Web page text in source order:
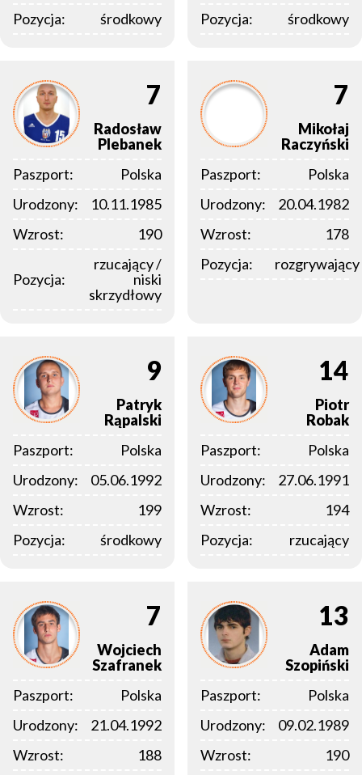
Pozycja: środkowy Pozycja: środkowy
7
Radosław
Plebanek
Paszport:
Polska
Urodzony:
10.11.1985
Wzrost:
190
Pozycja:
rzucający /
niski
skrzydłowy
7
Mikołaj
Raczyński
Paszport:
Polska
Urodzony:
20.04.1982
Wzrost:
178
Pozycja:
rozgrywający
9
Patryk
Rąpalski
Paszport:
Polska
Urodzony:
05.06.1992
Wzrost:
199
Pozycja:
środkowy
14
Piotr
Robak
Paszport:
Polska
Urodzony:
27.06.1991
Wzrost:
194
Pozycja:
rzucający
7
Wojciech
Szafranek
Paszport:
Polska
Urodzony:
21.04.1992
Wzrost:
188
13
Adam
Szopiński
Paszport:
Polska
Urodzony:
09.02.1989
Wzrost:
190